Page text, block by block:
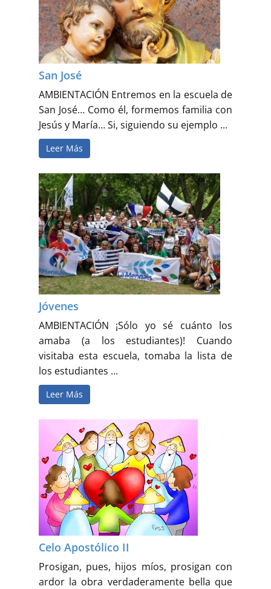
San José
AMBIENTACIÓN Entremos en la escuela de
San José… Como él, formemos familia con
Jesús y María… Si, siguiendo su ejemplo ...
Leer Más
Jóvenes
AMBIENTACIÓN ¡Sólo yo sé cuánto los
amaba (a los estudiantes)! Cuando
visitaba esta escuela, tomaba la lista de
los estudiantes ...
Leer Más
Celo Apostólico II
Prosigan, pues, hijos míos, prosigan con
ardor la obra verdaderamente bella que